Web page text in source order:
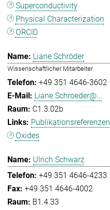
Superconductivity
Physical Characterization
ORCID
Liane Schröder
Wissenschaftlicher Mitarbeiter
+49 351 4646-3602
Liane.Schroeder@...
C1.3.02b
Publikationsreferenzen
Oxides
Ulrich Schwarz
+49 351 4646-4233
+49 351 4646-4002
B1.4.33